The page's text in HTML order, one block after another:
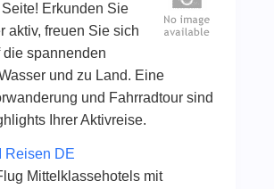
Erkunden Sie
aktiv, freuen Sie sich
die spannenden
und zu Land. Eine
und Fahrradtour sind
Ihrer Aktivreise.
Reisen DE
Mittelklassehotels mit